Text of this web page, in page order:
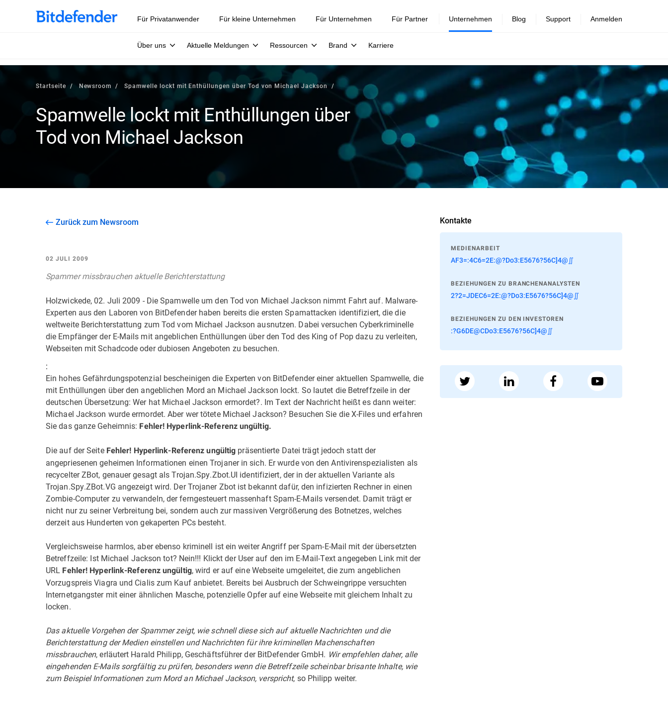
Für Privatanwender Für kleine Unternehmen Für Unternehmen Für Partner Unternehmen
Über uns Aktuelle Meldungen Ressourcen Brand Karriere
Blog Support Anmelden
Startseite Newsroom Spamwelle lockt mit Enthüllungen über Tod von Michael Jackson
Spamwelle lockt mit Enthüllungen über
Tod von Michael Jackson
Zurück zum Newsroom
02 JULI 2009
Spammer missbrauchen aktuelle Berichterstattung
Holzwickede, 02. Juli 2009 - Die Spamwelle um den Tod von Michael Jackson nimmt Fahrt auf. Malware-
Experten aus den Laboren von BitDefender haben bereits die ersten Spamattacken identifiziert, die die
weltweite Berichterstattung zum Tod vom Michael Jackson ausnutzen. Dabei versuchen Cyberkriminelle
die Empfänger der E-Mails mit angeblichen Enthüllungen über den Tod des King of Pop dazu zu verleiten,
Webseiten mit Schadcode oder dubiosen Angeboten zu besuchen.
:
Ein hohes Gefährdungspotenzial bescheinigen die Experten von BitDefender einer aktuellen Spamwelle, die
mit Enthüllungen über den angeblichen Mord an Michael Jackson lockt. So lautet die Betreffzeile in der
deutschen Übersetzung: Wer hat Michael Jackson ermordet?. Im Text der Nachricht heißt es dann weiter:
Michael Jackson wurde ermordet. Aber wer tötete Michael Jackson? Besuchen Sie die X-Files und erfahren
Sie das ganze Geheimnis: Fehler! Hyperlink-Referenz ungültig.
Die auf der Seite Fehler! Hyperlink-Referenz ungültig präsentierte Datei trägt jedoch statt der
angepriesenen geheimen Informationen einen Trojaner in sich. Er wurde von den Antivirenspezialisten als
recycelter ZBot, genauer gesagt als Trojan.Spy.Zbot.UI identifiziert, der in der aktuellen Variante als
Trojan.Spy.ZBot.VG angezeigt wird. Der Trojaner Zbot ist bekannt dafür, den infizierten Rechner in einen
Zombie-Computer zu verwandeln, der ferngesteuert massenhaft Spam-E-Mails versendet. Damit trägt er
nicht nur zu seiner Verbreitung bei, sondern auch zur massiven Vergrößerung des Botnetzes, welches
derzeit aus Hunderten von gekaperten PCs besteht.
Vergleichsweise harmlos, aber ebenso kriminell ist ein weiter Angriff per Spam-E-Mail mit der übersetzten
Betreffzeile: Ist Michael Jackson tot? Nein!!! Klickt der User auf den im E-Mail-Text angegeben Link mit der
URL Fehler! Hyperlink-Referenz ungültig, wird er auf eine Webseite umgeleitet, die zum angeblichen
Vorzugspreis Viagra und Cialis zum Kauf anbietet. Bereits bei Ausbruch der Schweingrippe versuchten
Internetgangster mit einer ähnlichen Masche, potenzielle Opfer auf eine Webseite mit gleichem Inhalt zu
locken.
Das aktuelle Vorgehen der Spammer zeigt, wie schnell diese sich auf aktuelle Nachrichten und die
Berichterstattung der Medien einstellen und Nachrichten für ihre kriminellen Machenschaften
missbrauchen, erläutert Harald Philipp, Geschäftsführer der BitDefender GmbH. Wir empfehlen daher, alle
eingehenden E-Mails sorgfältig zu prüfen, besonders wenn die Betreffzeile scheinbar brisante Inhalte, wie
zum Beispiel Informationen zum Mord an Michael Jackson, verspricht, so Philipp weiter.
Kontakte
MEDIENARBEIT
AF3=:4C6=2E:@?Do3:E5676?56C]4@∬
BEZIEHUNGEN ZU BRANCHENANALYSTEN
2?2=JDEC6=2E:@?Do3:E5676?56C]4@∬
BEZIEHUNGEN ZU DEN INVESTOREN
:?G6DE@CDo3:E5676?56C]4@∬